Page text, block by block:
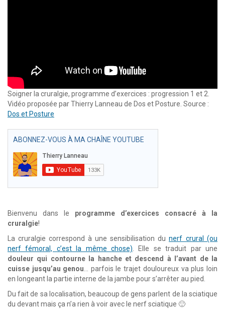
Soigner la cruralgie, programme d’exercices : progression 1 et 2.
Vidéo proposée par Thierry Lanneau de Dos et Posture. Source :
Dos et Posture
ABONNEZ-VOUS À MA CHAÎNE YOUTUBE
Bienvenu dans le programme d’exercices consacré à la
cruralgie!
La cruralgie correspond à une sensibilisation du nerf crural (ou
nerf fémoral, c’est la même chose) . Elle se traduit par une
douleur qui contourne la hanche et descend à l’avant de la
cuisse jusqu’au genou … parfois le trajet douloureux va plus loin
en longeant la partie interne de la jambe pour s’arrêter au pied.
Du fait de sa localisation, beaucoup de gens parlent de la sciatique
du devant mais ça n’a rien à voir avec le nerf sciatique 🙂